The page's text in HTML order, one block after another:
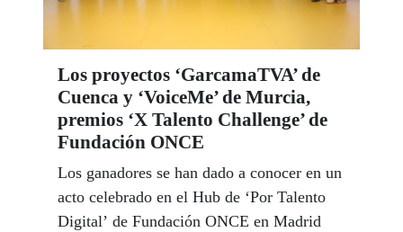
Los proyectos ‘GarcamaTVA’ de
Cuenca y ‘VoiceMe’ de Murcia,
premios ‘X Talento Challenge’ de
Fundación ONCE
Los ganadores se han dado a conocer en un
acto celebrado en el Hub de ‘Por Talento
Digital’ de Fundación ONCE en Madrid